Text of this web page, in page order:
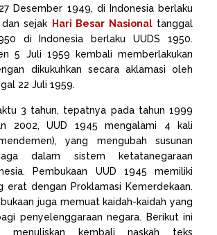
Desember 1949, di Indonesia berlaku
dan sejak
Hari Besar Nasionaltanggal
di Indonesia berlaku UUDS 1950.
5 Juli 1959 kembali memberlakukan
dikukuhkan secara aklamasi oleh
22 Juli 1959.
3 tahun, tepatnya pada tahun 1999
2002, UUD 1945 mengalami 4 kali
yang mengubah susunan
dalam sistem ketatanegaraan
Pembukaan UUD 1945 memiliki
erat dengan Proklamasi Kemerdekaan.
juga memuat kaidah-kaidah yang
penyelenggaraan negara. Berikut ini
menuliskan kembali naskah teks